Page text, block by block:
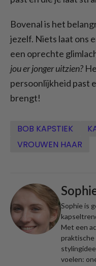
Bovenal is het
jezelf. Niets laat ons
een oprechte
jou er jonger uitzien?
persoonlijkheid past
brengt!
BOB KAPSTIEK
VROUWEN HAAR
Sophie is
Met een
voelen: